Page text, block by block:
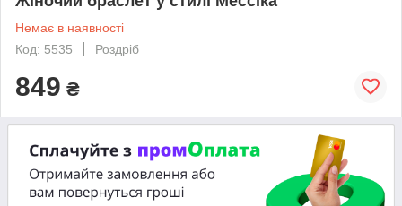
Немає в наявності
Код: 5535
Роздріб
849 ₴